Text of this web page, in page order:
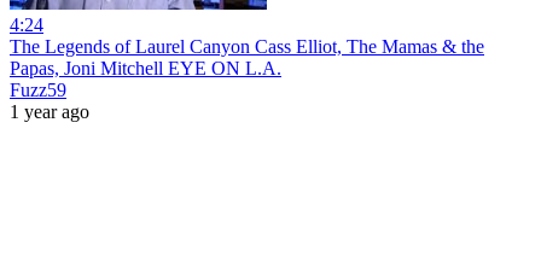
4:24
The Legends of Laurel Canyon Cass Elliot, The Mamas & the
Papas, Joni Mitchell EYE ON L.A.
Fuzz59
1 year ago